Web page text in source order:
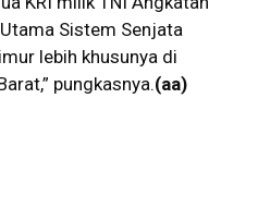
Sistem Senjata
lebih khusunya di
pungkasnya.(aa)